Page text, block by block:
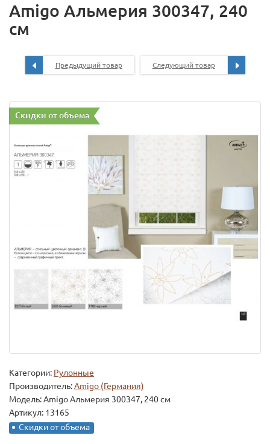
Amigo Альмерия 300347, 240
см
Предыдущий товар Следующий товар
Скидки от объема
Категории: Рулонные
Производитель:Amigo (Германия)
Модель:Amigo Альмерия 300347, 240 см
Артикул: 13165
Скидки от объема